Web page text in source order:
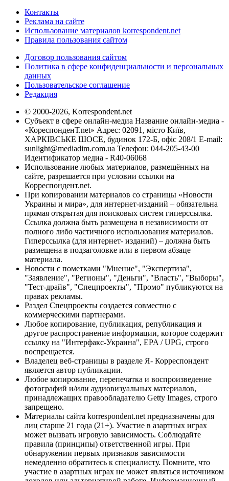
Контакты
Реклама на сайте
Использование материалов korrespondent.net
Правила пользования сайтом
Договор пользования сайтом
Политика в сфере конфиденциальности и персональных
данных
Пользовательское соглашение
Редакция
© 2000-2026, Korrespondent.net
Субъект в сфере онлайн-медиа Название онлайн-медиа -
«КореспонденТ.net» Адрес: 02091, місто Київ,
ХАРКІВСЬКЕ ШОСЕ, будинок 172-Б, офіс 208/1 E-mail:
sunlight@mediadim.com.ua Телефон: 044-205-43-00
Идентификатор медиа - R40-06068
Использование любых материалов, размещённых на
сайте, разрешается при условии ссылки на
Корреспондент.net.
При копировании материалов со страницы «Новости
Украины и мира», для интернет-изданий – обязательна
прямая открытая для поисковых систем гиперссылка.
Ссылка должна быть размещена в независимости от
полного либо частичного использования материалов.
Гиперссылка (для интернет- изданий) – должна быть
размещена в подзаголовке или в первом абзаце
материала.
Новости с пометками "Мнение", "Экспертиза",
"Заявление", "Регионы", "Деньги", "Власть", "Выборы",
"Тест-драйв", "Спецпроекты", "Промо" публикуются на
правах рекламы.
Раздел Спецпроекты создается совместно с
коммерческими партнерами.
Любое копирование, публикация, републикация и
другое распространение информации, которое содержит
ссылку на "Интерфакс-Украина", EPA / UPG, строго
воспрещается.
Владелец веб-страницы в разделе Я- Корреспондент
является автор публикации.
Любое копирование, перепечатка и воспроизведение
фотографий и/или аудиовизуальных материалов,
принадлежащих правообладателю Getty Images, строго
запрещено.
Материалы сайта korrespondent.net предназначены для
лиц старше 21 года (21+). Участие в азартных играх
может вызвать игровую зависимость. Соблюдайте
правила (принципы) ответственной игры. При
обнаружении первых признаков зависимости
немедленно обратитесь к специалисту. Помните, что
участие в азартных играх не может являться источником